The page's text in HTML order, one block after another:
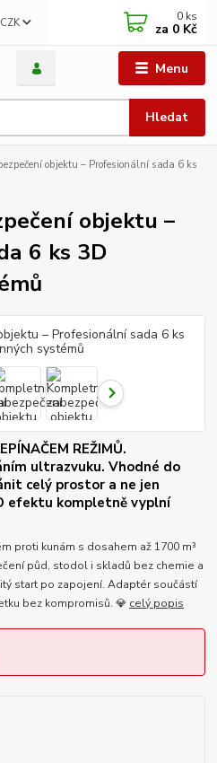
Menu
CZK
Hledat
0 ks
za 0 Kč
objektu – Profesionální sada 6 ks
objektu –
6 ks 3D
REŽIMŮ.
ultrazvuku. Vhodné do
celý prostor a ne jen
efektu kompletně vyplní
proti kunám s dosahem až 1700 m³
půd, stodol i skladů bez chemie a
start po zapojení. Adaptér součástí
bez kompromisů. 💎 celý popis